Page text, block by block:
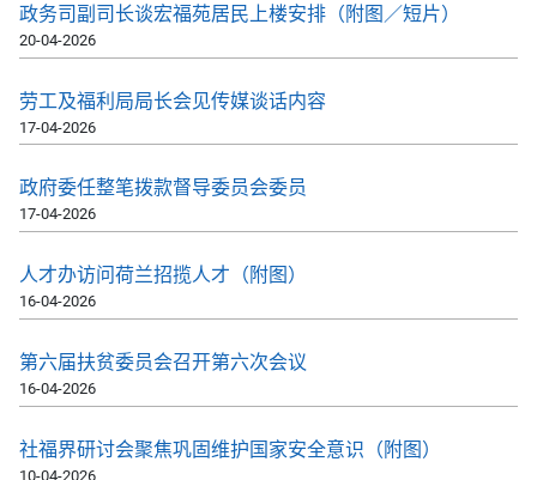
政务司副司长谈宏福苑居民上楼安排（附图／短片）
20-04-2026
劳工及福利局局长会见传媒谈话内容
17-04-2026
政府委任整笔拨款督导委员会委员
17-04-2026
人才办访问荷兰招揽人才（附图）
16-04-2026
第六届扶贫委员会召开第六次会议
16-04-2026
社福界研讨会聚焦巩固维护国家安全意识（附图）
10-04-2026